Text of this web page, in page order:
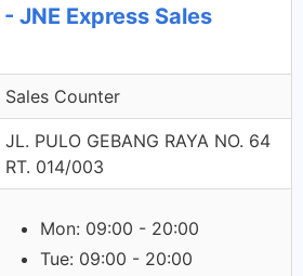
- JNE Express Sales
Sales Counter
JL. PULO GEBANG RAYA NO. 64
RT. 014/003
Mon: 09:00 - 20:00
Tue: 09:00 - 20:00